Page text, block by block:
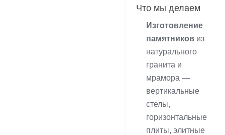
Что мы делаем
Изготовление
памятников из
натурального
гранита и
мрамора —
вертикальные
стелы,
горизонтальные
плиты, элитные